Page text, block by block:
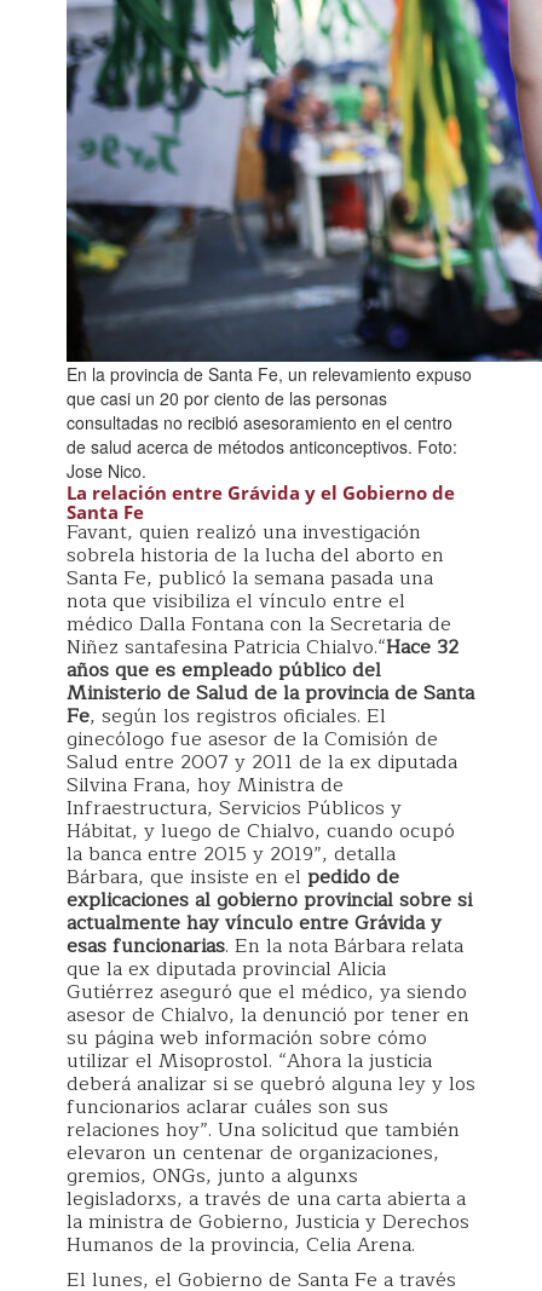
En la provincia de Santa Fe, un relevamiento expuso
que casi un 20 por ciento de las personas
consultadas no recibió asesoramiento en el centro
de salud acerca de métodos anticonceptivos. Foto:
Jose Nico.
La relación entre Grávida y el Gobierno de
Santa Fe
Favant, quien realizó una investigación
sobrela historia de la lucha del aborto en
Santa Fe, publicó la semana pasada una
nota que visibiliza el vínculo entre el
médico Dalla Fontana con la Secretaria de
Niñez santafesina Patricia Chialvo.“Hace 32
años que es empleado público del
Ministerio de Salud de la provincia de Santa
Fe, según los registros oficiales. El
ginecólogo fue asesor de la Comisión de
Salud entre 2007 y 2011 de la ex diputada
Silvina Frana, hoy Ministra de
Infraestructura, Servicios Públicos y
Hábitat, y luego de Chialvo, cuando ocupó
la banca entre 2015 y 2019”, detalla
Bárbara, que insiste en el pedido de
explicaciones al gobierno provincial sobre si
actualmente hay vínculo entre Grávida y
esas funcionarias. En la nota Bárbara relata
que la ex diputada provincial Alicia
Gutiérrez aseguró que el médico, ya siendo
asesor de Chialvo, la denunció por tener en
su página web información sobre cómo
utilizar el Misoprostol. “Ahora la justicia
deberá analizar si se quebró alguna ley y los
funcionarios aclarar cuáles son sus
relaciones hoy”. Una solicitud que también
elevaron un centenar de organizaciones,
gremios, ONGs, junto a algunxs
legisladorxs, a través de una carta abierta a
la ministra de Gobierno, Justicia y Derechos
Humanos de la provincia, Celia Arena.
El lunes, el Gobierno de Santa Fe a través